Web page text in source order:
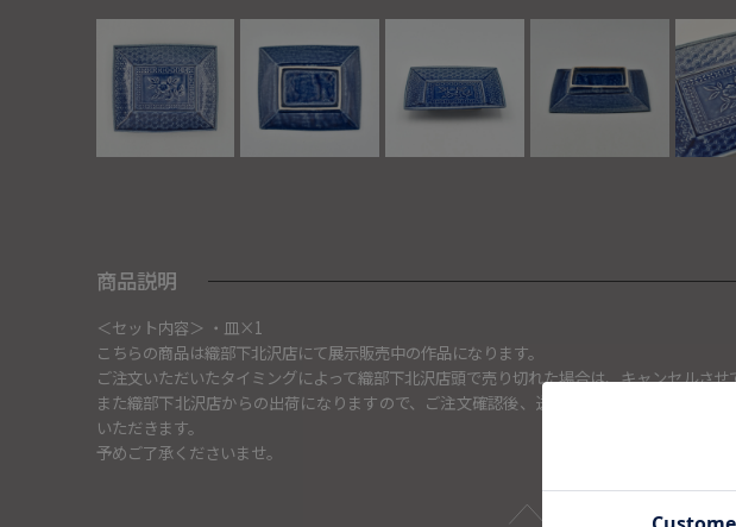
商品説明
＜セット内容＞ ・皿×1
こちらの商品は織部下北沢店にて展示販売中の作品になります。
ご注文いただいたタイミングによって織部下北沢店頭で売り切れた場合は、キャンセルさせ
また織部下北沢店からの出荷になりますので、ご注文確認後、送料を再計算し改めてご請
いただきます。
予めご了承くださいませ。